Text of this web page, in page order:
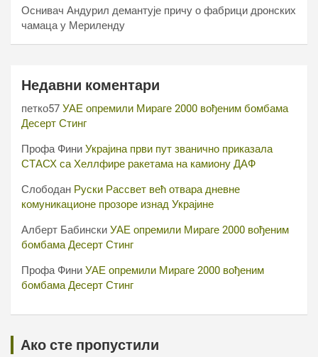
Оснивач Андурил демантује причу о фабрици дронских
чамаца у Мериленду
Недавни коментари
петко57 УАЕ опремили Мираге 2000 вођеним бомбама
Десерт Стинг
Профа Фини Украјина први пут званично приказала
СТАСХ са Хеллфире ракетама на камиону ДАФ
Слободан Руски Рассвет већ отвара дневне
комуникационе прозоре изнад Украјине
Алберт Бабински УАЕ опремили Мираге 2000 вођеним
бомбама Десерт Стинг
Профа Фини УАЕ опремили Мираге 2000 вођеним
бомбама Десерт Стинг
Ако сте пропустили